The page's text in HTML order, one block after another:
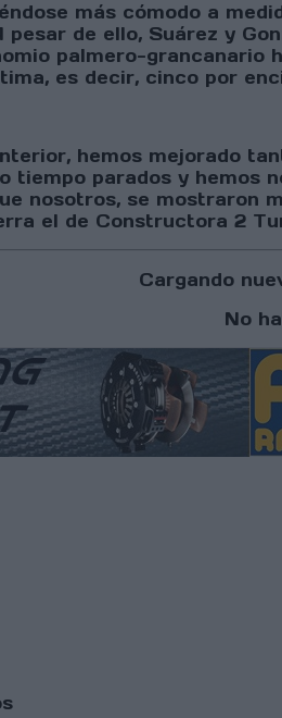
más cómodo a
pesar de ello, Suárez y
palmero-
es decir, cinco por
hemos mejorado
tiempo parados y hemos
nosotros, se mostraron
el de Constructora 2
Cargando
No